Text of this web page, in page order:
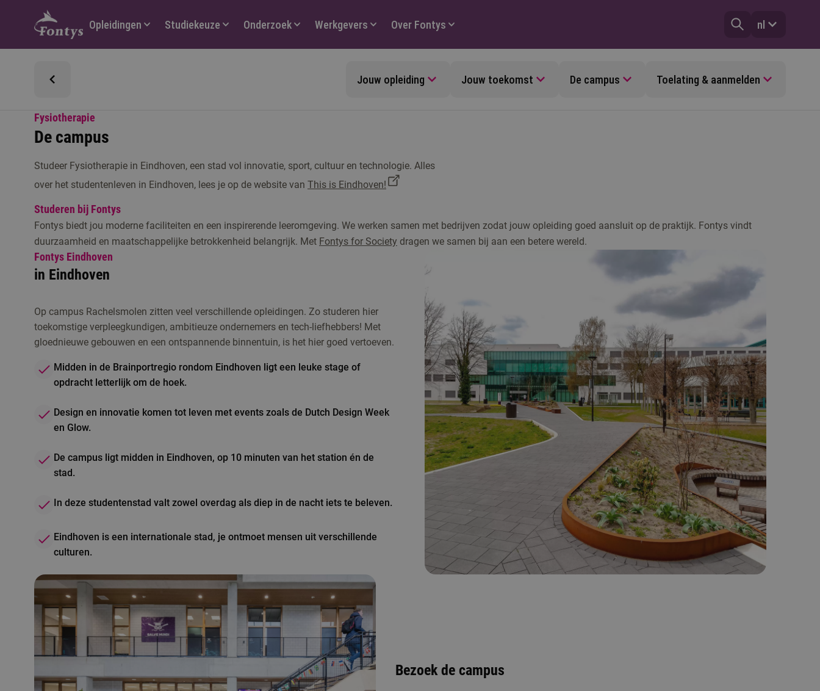
Hoofdmenu
Opleidingen Studiekeuze Onderzoek Werkgevers Over Fontys nl
Jouw opleiding Jouw toekomst De campus Toelating & aanmelden
Fysiotherapie
De campus
Studeer Fysiotherapie in Eindhoven, een stad vol innovatie, sport, cultuur en technologie. Alles
over het studentenleven in Eindhoven, lees je op de website van This is Eindhoven!
Studeren bij Fontys
Fontys biedt jou moderne faciliteiten en een inspirerende leeromgeving. We werken samen met bedrijven zodat jouw opleiding goed aansluit op de praktijk. Fontys vindt
duurzaamheid en maatschappelijke betrokkenheid belangrijk. Met Fontys for Society dragen we samen bij aan een betere wereld.
Fontys Eindhoven
in Eindhoven
Op campus Rachelsmolen zitten veel verschillende opleidingen. Zo studeren hier
toekomstige verpleegkundigen, ambitieuze ondernemers en tech-liefhebbers! Met
gloednieuwe gebouwen en een ontspannende binnentuin, is het hier goed vertoeven.
Midden in de Brainportregio rondom Eindhoven ligt een leuke stage of
opdracht letterlijk om de hoek.
Design en innovatie komen tot leven met events zoals de Dutch Design Week
en Glow.
De campus ligt midden in Eindhoven, op 10 minuten van het station én de
stad.
In deze studentenstad valt zowel overdag als diep in de nacht iets te beleven.
Eindhoven is een internationale stad, je ontmoet mensen uit verschillende
culturen.
Bezoek de campus